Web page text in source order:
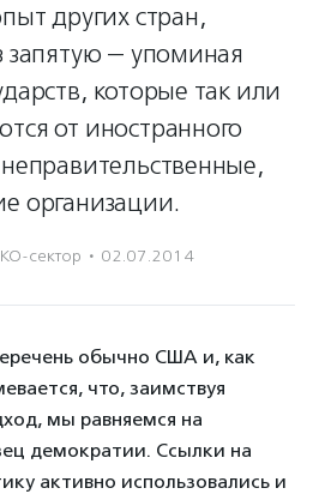
других стран,
запятую — упоминая
которые так или
от иностранного
организации.
сектор · 02.07.2014
обычно США и, как
что, заимствуя
мы равняемся на
демократии. Ссылки на
активно использовались и